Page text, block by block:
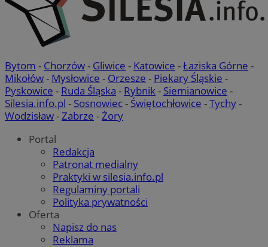
Bytom - Chorzów- Gliwice - Katowice -Łaziska Górne -
Mikołów- Mysłowice - Orzesze - Piekary Śląskie -
Pyskowice - Ruda Śląska - Rybnik- Siemianowice -
Silesia.info.pl - Sosnowiec- Świętochłowice -Tychy-
Wodzisław-Zabrze -Żory
Portal
Redakcja
Patronat medialny
Praktyki w silesia.info.pl
Regulaminy portali
Polityka prywatności
Oferta
Napisz do nas
Reklama